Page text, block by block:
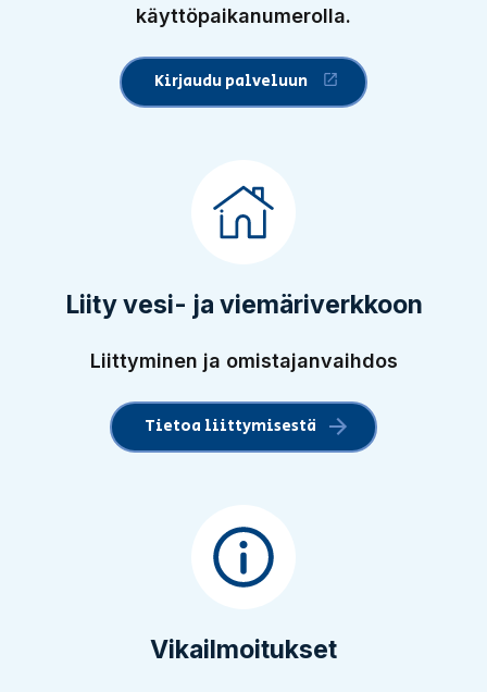
käyttöpaikanumerolla.
Kirjaudu palveluun
(Linkki vie ulkopuoliselle
Liity vesi- ja viemäriverkkoon
Liittyminen ja omistajanvaihdos
Tietoa liittymisestä
Vikailmoitukset